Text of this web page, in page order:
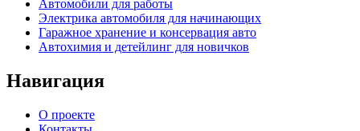
Автомобили для работы
Электрика автомобиля для начинающих
Гаражное хранение и консервация авто
Автохимия и детейлинг для новичков
Навигация
О проекте